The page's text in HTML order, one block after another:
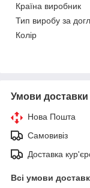
Країна виробник
Тип виробу за
Колір
Умови доставки
Нова Пошта
Самовивіз
Доставка
Всі умови